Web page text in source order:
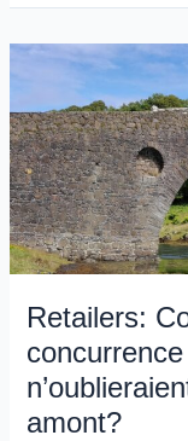
le
court
terme?
opportunité
amenée
par
l’IA
et
les
de
la
donnée
client
Retailers:
concurrence
amont?